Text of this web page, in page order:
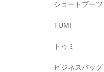
ショートブーツ
TUMI
トゥミ
ビジネスバッグ